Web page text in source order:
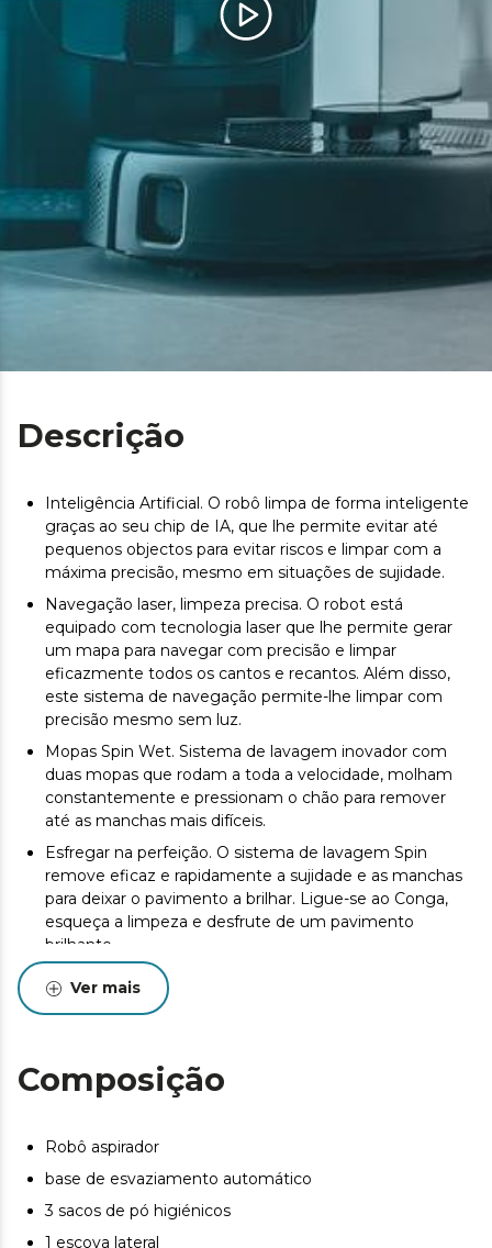
Descrição
Inteligência Artificial. O robô limpa de forma inteligente
graças ao seu chip de IA, que lhe permite evitar até
pequenos objectos para evitar riscos e limpar com a
máxima precisão, mesmo em situações de sujidade.
Navegação laser, limpeza precisa. O robot está
equipado com tecnologia laser que lhe permite gerar
um mapa para navegar com precisão e limpar
eficazmente todos os cantos e recantos. Além disso,
este sistema de navegação permite-lhe limpar com
precisão mesmo sem luz.
Mopas Spin Wet. Sistema de lavagem inovador com
duas mopas que rodam a toda a velocidade, molham
constantemente e pressionam o chão para remover
até as manchas mais difíceis.
Esfregar na perfeição. O sistema de lavagem Spin
remove eficaz e rapidamente a sujidade e as manchas
para deixar o pavimento a brilhar. Ligue-se ao Conga,
esqueça a limpeza e desfrute de um pavimento
brilhante.
10.000 Pa: ultrapotência. O seu motor Ungravity
proporciona uma sucção de 10.000 Pa, uma potência
Até 240 m2 sem paragens. Ideal para casas maiores,
graças à sua bateria de 5200 mAh, é capaz de aspirar
para proporcionar uma limpeza completa sem
paragens. Além disso, a sua grande autonomia permite-
sem paragens.
Ver mais
Composição
Robô aspirador
base de esvaziamento automático
3 sacos de pó higiénicos
1 escova lateral